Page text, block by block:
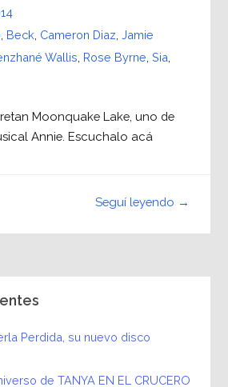
Beck Cameron Diaz Jamie
Wallis Rose Byrne Sia
Moonquake Lake, uno de
Annie. Escuchalo acá
Seguí leyendo →
Perdida, su nuevo disco
de TANYA EN EL CRUCERO